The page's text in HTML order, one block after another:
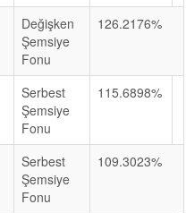
Değişken
Şemsiye
Fonu
126.2176%
Serbest
Şemsiye
Fonu
115.6898%
Serbest
Şemsiye
Fonu
109.3023%